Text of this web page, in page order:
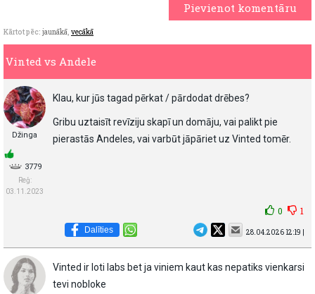
Pievienot komentāru
Kārtot pēc: jaunākā, vecākā
Vinted vs Andele
Džinga
3779
Reģ:
03.11.2023
Klau, kur jūs tagad pērkat / pārdodat drēbes?
Gribu uztaisīt revīziju skapī un domāju, vai palikt pie
pierastās Andeles, vai varbūt jāpāriet uz Vinted tomēr.
0 1
Dalīties 28.04.2026 12:19 |
Vinted ir loti labs bet ja viniem kaut kas nepatiks vienkarsi
tevi nobloke